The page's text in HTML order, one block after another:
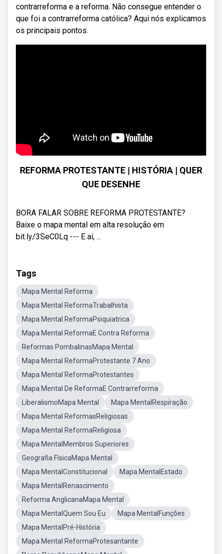
contrarreforma e a reforma. Não consegue entender o
que foi a contrarreforma católica? Aqui nós explicamos
os principais pontos.
REFORMA PROTESTANTE | HISTÓRIA | QUER
QUE DESENHE
BORA FALAR SOBRE REFORMA PROTESTANTE?
Baixe o mapa mental em alta resolução em
bit.ly/3SeC0Lq --- E aí, ...
Tags
Mapa Mental Reforma
Mapa Mental ReformaTrabalhista
Mapa Mental ReformaPsiquiatrica
Mapa Mental ReformaE Contra Reforma
Reformas PombalinasMapa Mental
Mapa Mental ReformaProtestante 7 Ano
Mapa Mental ReformaProtestantes
Mapa Mental De ReformaE Contrarreforma
LiberalismoMapa Mental
Mapa MentalRespiração
Mapa Mental ReformasReligiosas
Mapa Mental ReformaReligiosa
Mapa MentalMembros Superiores
Geografia FísicaMapa Mental
Mapa MentalConstitucional
Mapa MentalEstado
Mapa MentalRenascimento
Reforma AnglicanaMapa Mental
Mapa MentalQuem Sou Eu
Mapa MentalFunções
Mapa MentalPré-História
Mapa Mental ReformaProtesantante